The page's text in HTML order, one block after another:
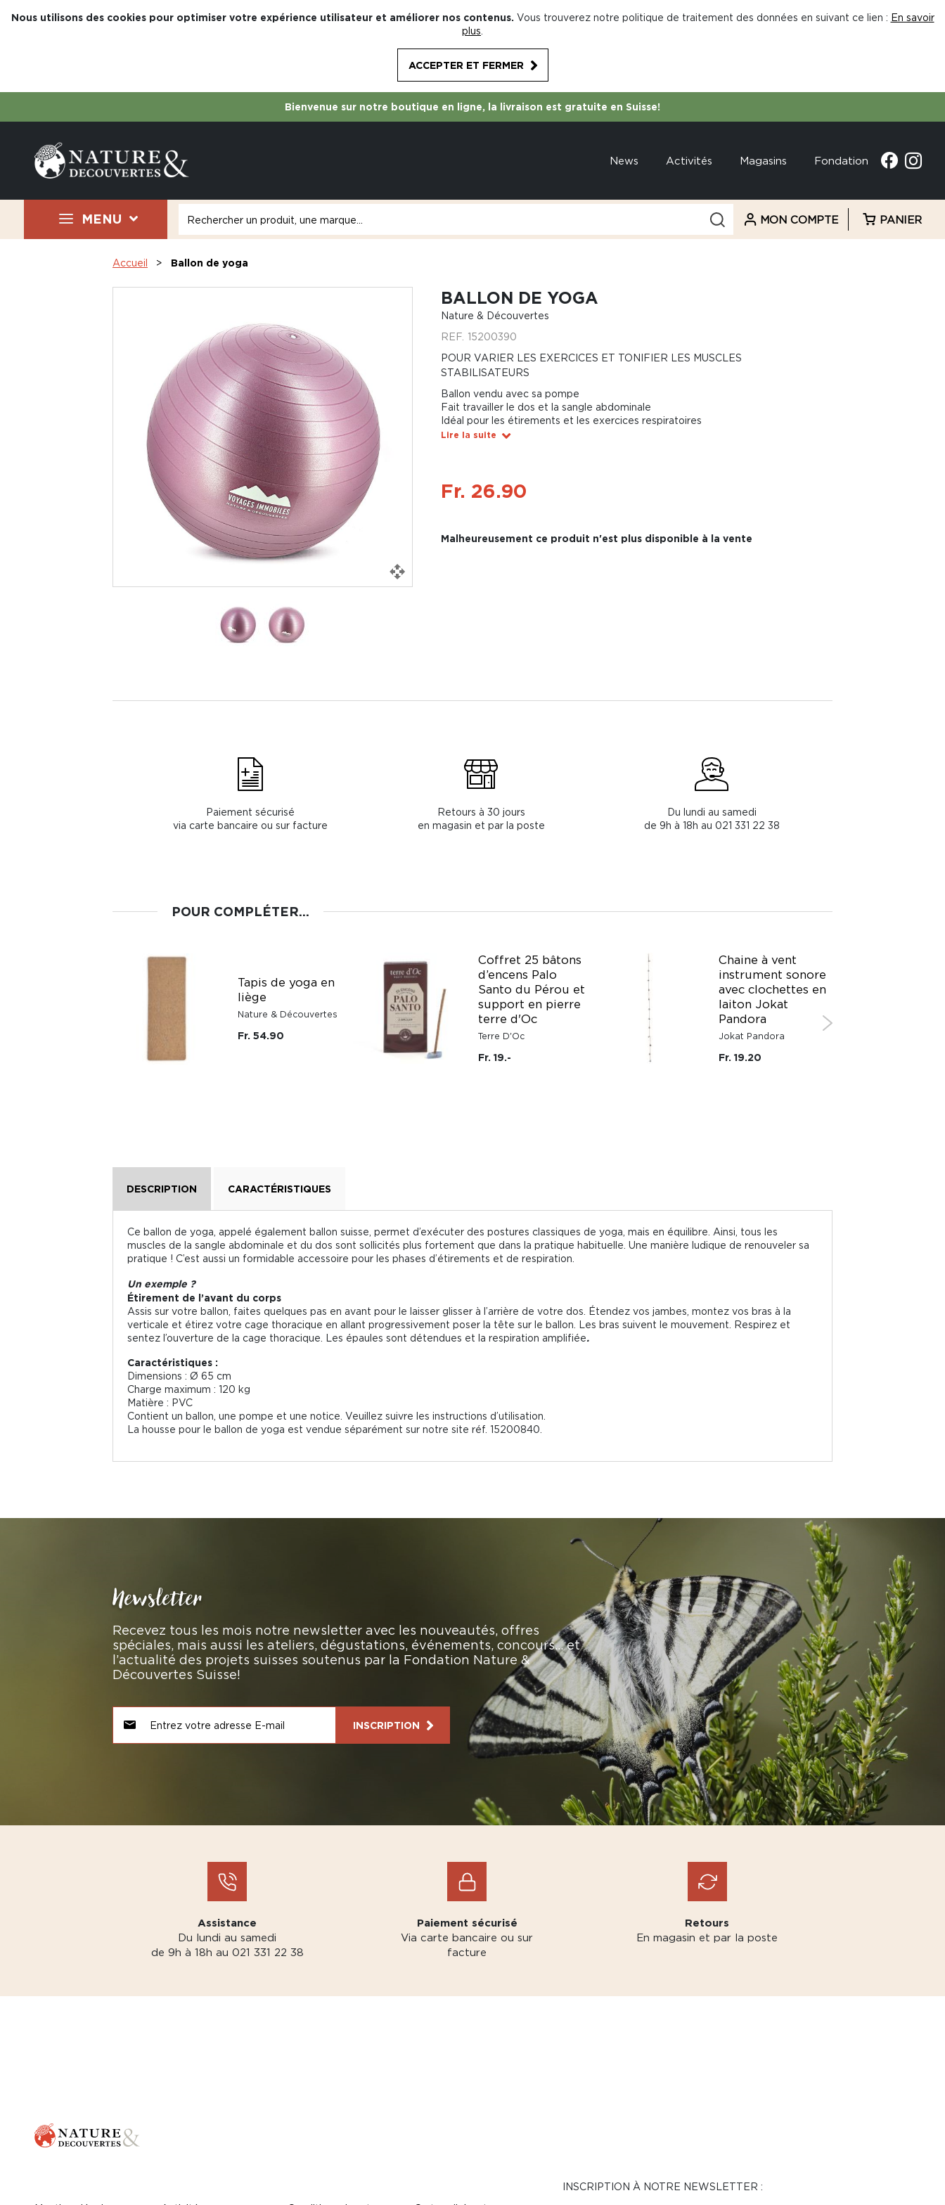
Nous utilisons des cookies pour optimiser votre expérience utilisateur et améliorer nos contenus. Vous trouverez notre politique de traitement des données en suivant ce lien : En savoir
plus
ACCEPTER ET FERMER
Bienvenue sur notre boutique en ligne, la livraison est gratuite en Suisse!
News Activités Magasins Fondation
MENU MON COMPTE PANIER
Accueil Ballon de yoga
BALLON DE YOGA
Nature & Découvertes
REF. 15200390
POUR VARIER LES EXERCICES ET TONIFIER LES MUSCLES
STABILISATEURS
Ballon vendu avec sa pompe
Fait travailler le dos et la sangle abdominale
Idéal pour les étirements et les exercices respiratoires
Lire la suite
Fr. 26.90
Malheureusement ce produit n'est plus disponible à la vente
Paiement sécurisé
via carte bancaire ou sur facture
Retours à 30 jours
en magasin et par la poste
Du lundi au samedi
de 9h à 18h au 021 331 22 38
POUR COMPLÉTER...
Tapis de yoga en
liège
Nature & Découvertes
Fr. 54.90
Coffret 25 bâtons
d’encens Palo
Santo du Pérou et
support en pierre
terre d'Oc
Terre D'Oc
Fr. 19.-
Chaine à vent
instrument sonore
avec clochettes en
laiton Jokat
Pandora
Jokat Pandora
Fr. 19.20
DESCRIPTION CARACTÉRISTIQUES
Ce ballon de yoga, appelé également ballon suisse, permet d’exécuter des postures classiques de yoga, mais en équilibre. Ainsi, tous les
muscles de la sangle abdominale et du dos sont sollicités plus fortement que dans la pratique habituelle. Une manière ludique de renouveler sa
pratique ! C’est aussi un formidable accessoire pour les phases d’étirements et de respiration.
Un exemple ?
Étirement de l’avant du corps
Assis sur votre ballon, faites quelques pas en avant pour le laisser glisser à l’arrière de votre dos. Étendez vos jambes, montez vos bras à la
verticale et étirez votre cage thoracique en allant progressivement poser la tête sur le ballon. Les bras suivent le mouvement. Respirez et
sentez l’ouverture de la cage thoracique. Les épaules sont détendues et la respiration amplifiée.
Caractéristiques :
Dimensions : Ø 65 cm
Charge maximum : 120 kg
Matière : PVC
Contient un ballon, une pompe et une notice. Veuillez suivre les instructions d’utilisation.
La housse pour le ballon de yoga est vendue séparément sur notre site réf. 15200840.
Newsletter
Recevez tous les mois notre newsletter avec les nouveautés, offres
spéciales, mais aussi les ateliers, dégustations, événements, concours… et
l’actualité des projets suisses soutenus par la Fondation Nature &
Découvertes Suisse!
INSCRIPTION
Assistance
Du lundi au samedi
de 9h à 18h au 021 331 22 38
Paiement sécurisé
Via carte bancaire ou sur
facture
Retours
En magasin et par la poste
INSCRIPTION À NOTRE NEWSLETTER :